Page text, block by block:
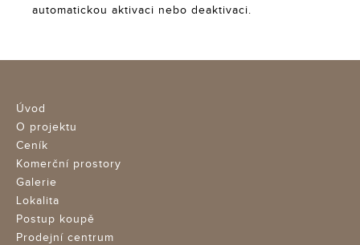
automatickou aktivaci nebo deaktivaci.
Úvod
O projektu
Ceník
Komerční prostory
Galerie
Lokalita
Postup koupě
Prodejní centrum